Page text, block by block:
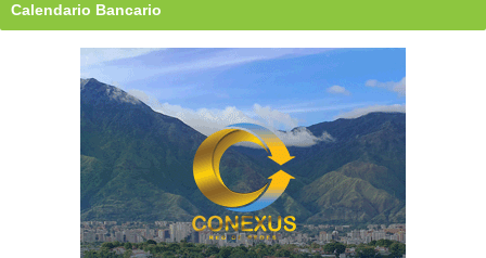
Calendario Bancario